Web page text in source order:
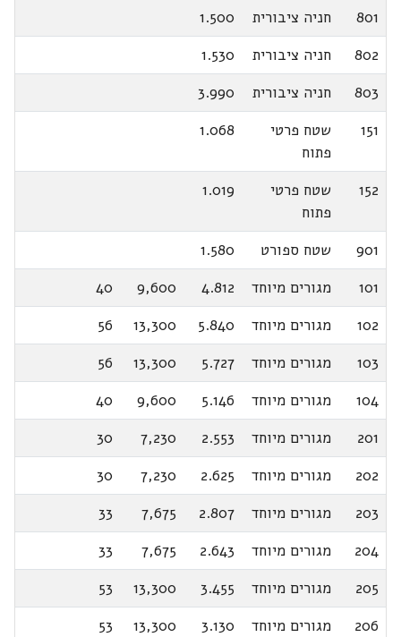
801
חניה ציבורית
1.500
802
חניה ציבורית
1.530
803
חניה ציבורית
3.990
151
שטח פרטי
פתוח
1.068
152
שטח פרטי
פתוח
1.019
901 שטח ספורט
1.580
101
מגורים מיוחד 4.812
9,600
40
102
מגורים מיוחד 5.840
13,300
56
103
מגורים מיוחד 5.727
13,300
56
104
מגורים מיוחד 5.146
9,600
40
201
מגורים מיוחד 2.553
7,230
30
202
מגורים מיוחד 2.625
7,230
30
203
מגורים מיוחד 2.807
7,675
33
204
מגורים מיוחד 2.643
7,675
33
205
מגורים מיוחד 3.455
13,300
53
206
מגורים מיוחד 3.130
13,300
53